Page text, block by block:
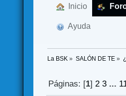
Inicio
Ayuda
La BSK » SALÓN DE TE »
Páginas: [1] 2 3 ...